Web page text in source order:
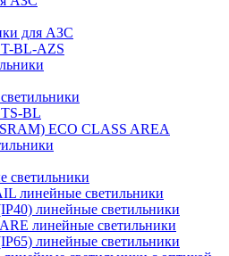
для АЗС
BL-AZS
BL
ECO CLASS AREA
светильники
линейные светильники
линейные светильники
линейные светильники
линейные светильники